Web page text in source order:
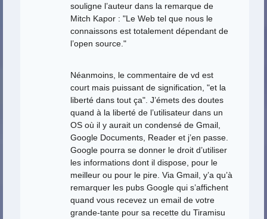
souligne l’auteur dans la remarque de
Mitch Kapor : "Le Web tel que nous le
connaissons est totalement dépendant de
l’open source."
Néanmoins, le commentaire de vd est
court mais puissant de signification, "et la
liberté dans tout ça". J’émets des doutes
quand à la liberté de l’utilisateur dans un
OS où il y aurait un condensé de Gmail,
Google Documents, Reader et j’en passe.
Google pourra se donner le droit d’utiliser
les informations dont il dispose, pour le
meilleur ou pour le pire. Via Gmail, y’a qu’à
remarquer les pubs Google qui s’affichent
quand vous recevez un email de votre
grande-tante pour sa recette du Tiramisu